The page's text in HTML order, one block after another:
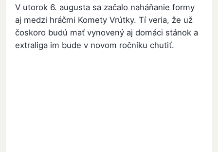
V utorok 6. augusta sa začalo naháňanie formy
aj medzi hráčmi Komety Vrútky. Tí veria, že už
čoskoro budú mať vynovený aj domáci stánok a
extraliga im bude v novom ročníku chutiť.